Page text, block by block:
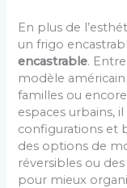
En plus de
un frigo
encastrable.
modèle
familles ou
espaces urbains,
configurations et
des options de
réversibles ou
pour mieux